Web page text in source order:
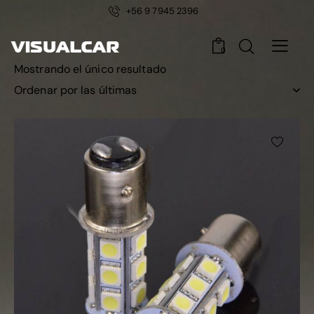
+56 9 7945 2396
0
Mostrando el único resultado